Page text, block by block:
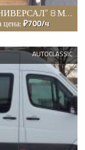
MERCEDES-BENZ SPRINTER “УНИВЕРСАЛ” 8 МЕСТ
₽700/ч
AUTOCLASSIC